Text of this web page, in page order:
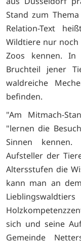
Stand zum
Relation-Text
Wildtiere nur noch
Zoos kennen.
Bruchteil jener
waldreiche
befinden.
"Am Mitmach-
"lernen die
Sinnen kennen.
Aufsteller der
Altersstufen die
kann man an
sich und seine
Gemeinde